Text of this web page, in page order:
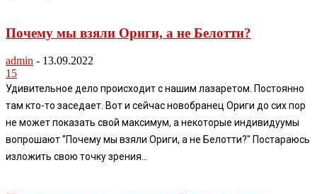
Почему мы взяли Ориги, а не Белотти?
admin - 13.09.2022
15
Удивительное дело происходит с нашим лазаретом. Постоянно
там кто-то заседает. Вот и сейчас новобранец Ориги до сих пор
не может показать свой максимум, а некоторые индивидуумы
вопрошают "Почему мы взяли Ориги, а не Белотти?" Постараюсь
изложить свою точку зрения...